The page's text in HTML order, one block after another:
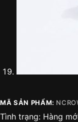
MÃ SẢN PHẨM:
Tình trạng: Hàng